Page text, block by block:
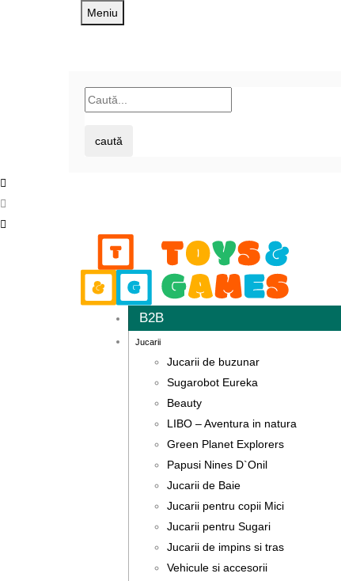
Meniu
caută
B2B
Jucarii
Jucarii de buzunar
Sugarobot Eureka
Beauty
LIBO – Aventura in natura
Green Planet Explorers
Papusi Nines D`Onil
Jucarii de Baie
Jucarii pentru copii Mici
Jucarii pentru Sugari
Jucarii de impins si tras
Vehicule si accesorii